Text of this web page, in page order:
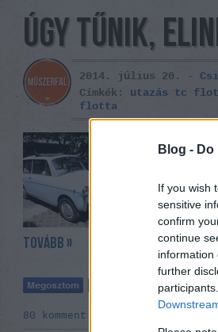
Blog -
If you wish
sensitive
confirm
continue
information
further
ÚGY TŰNIK,
2014. július 20. -
Címkék: utazás tc
flotta
vánszorgunk
gyerekkel, az
egyáltalán
tovább »
80 komment